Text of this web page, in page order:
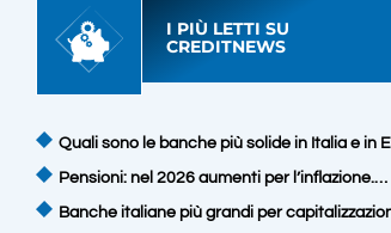
I PIÙ LETTI SU
CREDITNEWS
Quali sono le banche più solide in Italia e in
Pensioni: nel 2026 aumenti per l’inflazione.…
Banche italiane più grandi per